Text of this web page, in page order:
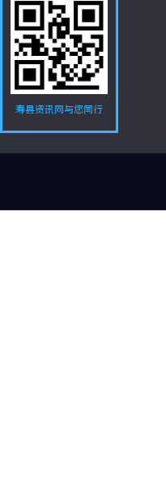
寿县资讯网与您同行